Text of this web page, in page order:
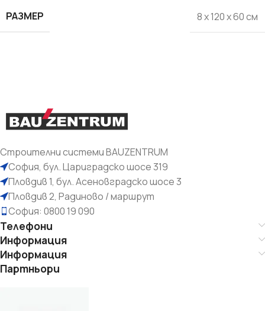
РАЗМЕР 8 x 120 x 60 см
Строителни системи BAUZENTRUM
София, бул. Цариградско шосе 319
Пловдив 1, бул. Асеновградско шосе 3
Пловдив 2, Радиново / маршрут
София: 0800 19 090
Телефони
Информация
Информация
Партньори